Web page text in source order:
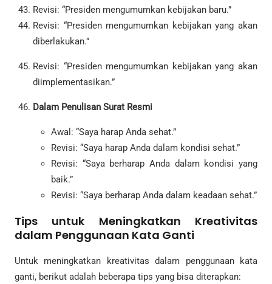
Revisi: “Presiden mengumumkan kebijakan baru.”
Revisi: “Presiden mengumumkan kebijakan yang akan
diberlakukan.”
Revisi: “Presiden mengumumkan kebijakan yang akan
diimplementasikan.”
Dalam Penulisan Surat Resmi
Awal: “Saya harap Anda sehat.”
Revisi: “Saya harap Anda dalam kondisi sehat.”
Revisi: “Saya berharap Anda dalam kondisi yang
baik.”
Revisi: “Saya berharap Anda dalam keadaan sehat.”
Tips untuk Meningkatkan Kreativitas
dalam Penggunaan Kata Ganti
Untuk meningkatkan kreativitas dalam penggunaan kata
ganti, berikut adalah beberapa tips yang bisa diterapkan: